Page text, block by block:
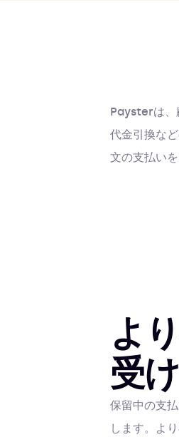
Paysterは、
代金引換な
文の支払い
よ
受
保留中の支
します。よ